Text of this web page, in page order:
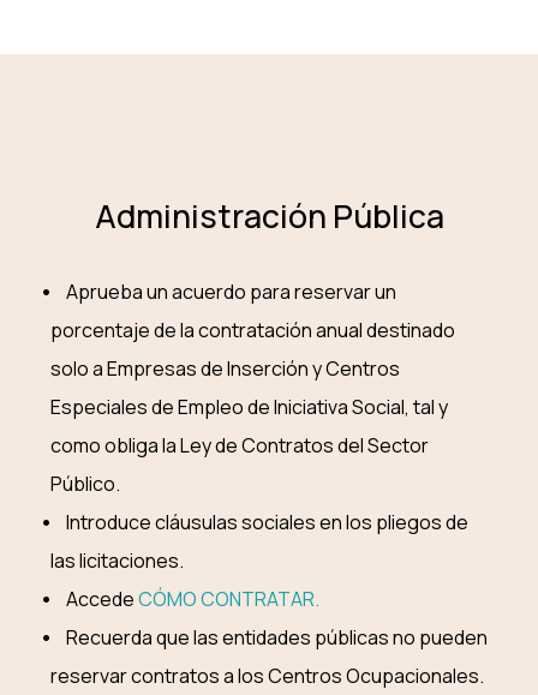
Administración Pública
Aprueba un acuerdo para reservar un
porcentaje de la contratación anual destinado
solo a Empresas de Inserción y Centros
Especiales de Empleo de Iniciativa Social, tal y
como obliga la Ley de Contratos del Sector
Público.
Introduce cláusulas sociales en los pliegos de
las licitaciones.
AccedeCÓMO CONTRATAR.
Recuerda que las entidades públicas no pueden
reservar contratos a los Centros Ocupacionales.